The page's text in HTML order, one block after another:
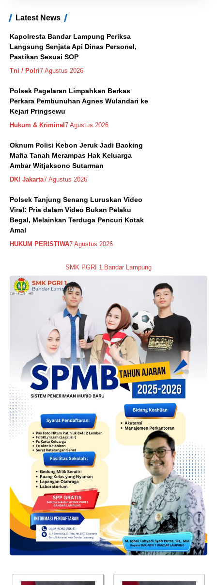
Latest News
Kapolresta Bandar Lampung Periksa
Langsung Senjata Api Dinas Personel,
Pastikan Sesuai SOP
Tni / Polri7 Agustus 2026
Polsek Pagelaran Limpahkan Berkas
Perkara Pembunuhan Agnes Wulandari ke
Kejari Pringsewu
Hukum & Kriminal7 Agustus 2026
Oknum Polisi Kebon Jeruk Jadi Backing
Mafia Tanah Merampas Hak Keluarga
Ambar Witjaksono Sutarman
DKI Jakarta7 Agustus 2026
Polsek Tanjung Senang Luruskan Video
Viral: Pria dalam Video Bukan Pelaku
Begal, Melainkan Terduga Pencuri Kotak
Amal
HUKUM PERISTIWA7 Agustus 2026
SMK PGRI 1.Bandar Lampung